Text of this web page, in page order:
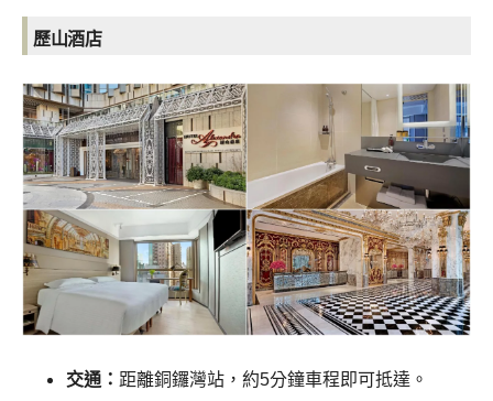
歷山酒店
交通： 距離銅鑼灣站，約5分鐘車程即可抵達。